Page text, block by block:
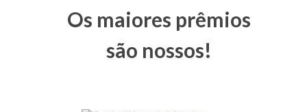
Os maiores prêmios
são nossos!